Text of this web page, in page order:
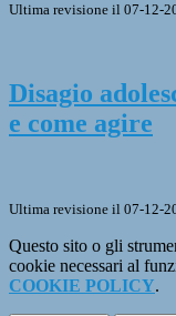
Ultima revisione il 07-12-
Disagio
e come agire
Ultima revisione il 07-12-
Questo sito o gli
cookie necessari al
COOKIE POLICY.